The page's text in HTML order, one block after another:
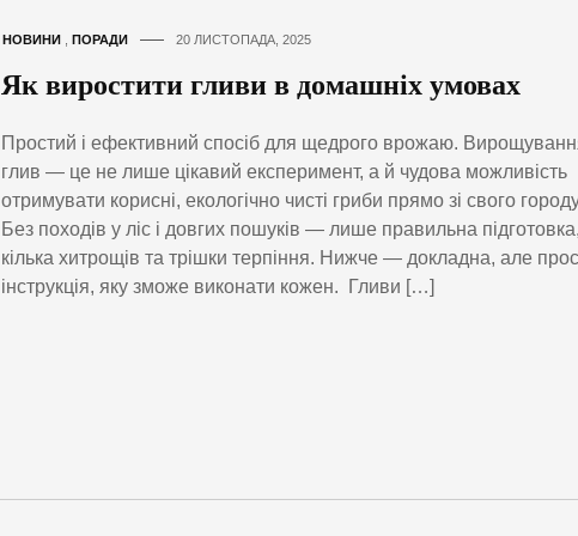
НОВИНИ , ПОРАДИ 20 ЛИСТОПАДА, 2025
Як виростити гливи в домашніх умовах
Простий і ефективний спосіб для щедрого врожаю.
глив — це не лише цікавий експеримент, а й чудова можливість
отримувати корисні, екологічно чисті гриби прямо зі свого
Без походів у ліс і довгих пошуків — лише правильна підготовка,
кілька хитрощів та трішки терпіння. Нижче — докладна, але
інструкція, яку зможе виконати кожен. Гливи […]